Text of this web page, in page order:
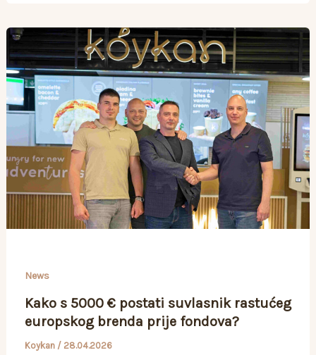
News
Kako s 5000 € postati suvlasnik rastućeg
europskog brenda prije fondova?
Koykan / 28.04.2026